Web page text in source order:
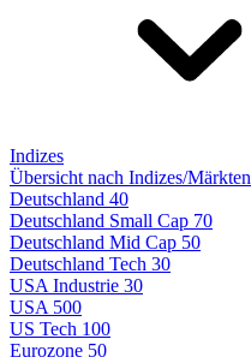
Indizes
Übersicht nach Indizes/Märkten
Deutschland 40
Deutschland Small Cap 70
Deutschland Mid Cap 50
Deutschland Tech 30
USA Industrie 30
USA 500
US Tech 100
Eurozone 50